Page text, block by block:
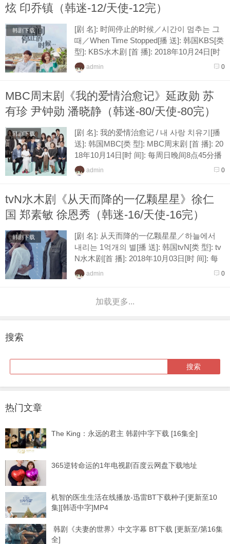
炫 印乔镇（韩迷-12/天使-12完）
韩剧下载
[剧 名]: 时间停止的时候／시간이 멈추는 그
때／When Time Stopped[播 送]: 韩国KBS[类
型]: KBS水木剧 [首 播]: 2018年10月24日[时
间]: 每周三、四晚间10点各播放一集[导...
0
admin
MBC周末剧《我的爱情治愈记》延政勋 苏
有珍 尹钟勋 潘晓静（韩迷-80/天使-80完）
韩剧下载
[剧 名]: 我的爱情治愈记 / 내 사랑 치유기[播
送]: 韩国MBC[类 型]: MBC周末剧 [首 播]: 20
18年10月14日[时 间]: 每周日晚间8点45分播
放4集[接 档]: 富家公子 [导 演]:...
0
admin
tvN水木剧《从天而降的一亿颗星星》徐仁
国 郑素敏 徐恩秀（韩迷-16/天使-16完）
韩剧下载
[剧 名]: 从天而降的一亿颗星星／하늘에서
내리는 1억개의 별[播 送]: 韩国tvN[类 型]: tv
N水木剧[首 播]: 2018年10月03日[时 间]: 每
周三、四晚间9点各播放一集[接 档]: 认...
0
admin
加载更多...
搜索
热门文章
The King：永远的君主 韩剧中字下载 [16集全]
365逆转命运的1年电视剧百度云网盘下载地址
机智的医生生活在线播放-迅雷BT下载种子[更新至10
集][韩语中字]MP4
韩剧《夫妻的世界》中文字幕 BT下载 [更新至/第16集
全]